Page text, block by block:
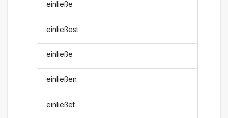
einließe
einließest
einließe
einließen
einließet